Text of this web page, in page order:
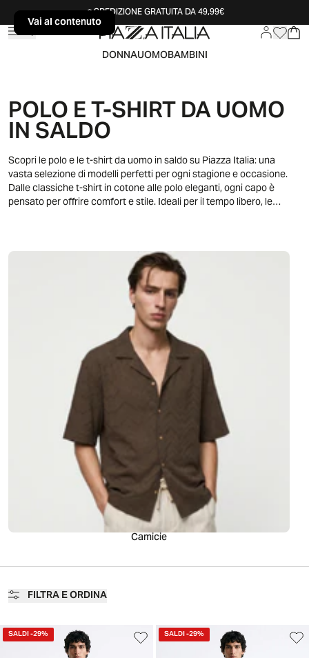
Vai al contenutoSPEDIZIONE GRATUITA DA 49,99€
DONNAUOMOBAMBINI
POLO E T-SHIRT DA UOMO
IN SALDO
Scopri le polo e le t-shirt da uomo in saldo su Piazza Italia: una
vasta selezione di modelli perfetti per ogni stagione e occasione.
Dalle classiche t-shirt in cotone alle polo eleganti, ogni capo è
pensato per offrire comfort e stile. Ideali per il tempo libero, le
versatili e moderni. Acquista subito e completa il tuo look con un
Camicie
FILTRA E ORDINA
SALDI-29% SALDI-29%
Vai al contenuto